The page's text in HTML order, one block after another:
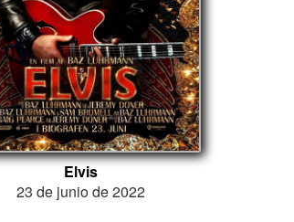
Elvis
23 de junio de 2022